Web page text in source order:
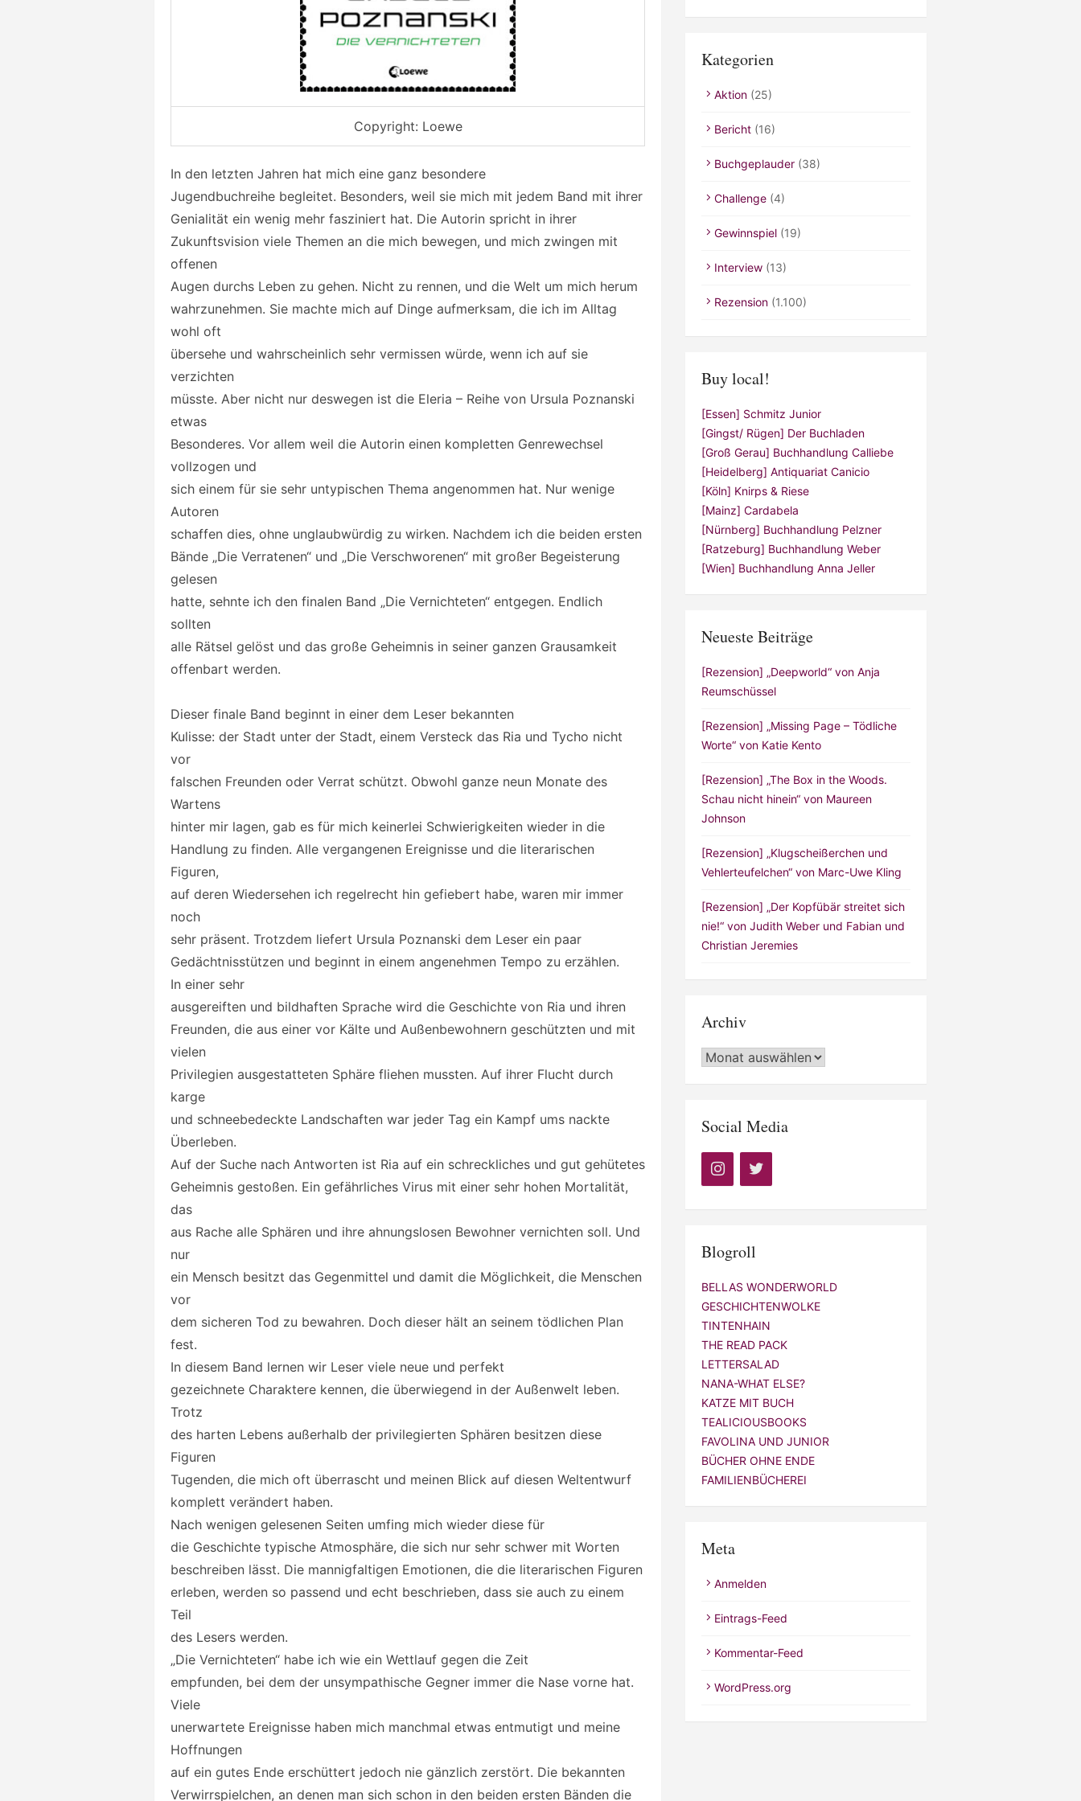
Copyright: Loewe
In den letzten Jahren hat mich eine ganz besondere
Jugendbuchreihe begleitet. Besonders, weil sie mich mit jedem Band mit ihrer
Genialität ein wenig mehr fasziniert hat. Die Autorin spricht in ihrer
Zukunftsvision viele Themen an die mich bewegen, und mich zwingen mit
offenen
Augen durchs Leben zu gehen. Nicht zu rennen, und die Welt um mich herum
wahrzunehmen. Sie machte mich auf Dinge aufmerksam, die ich im Alltag
wohl oft
übersehe und wahrscheinlich sehr vermissen würde, wenn ich auf sie
verzichten
müsste. Aber nicht nur deswegen ist die Eleria – Reihe von Ursula Poznanski
etwas
Besonderes. Vor allem weil die Autorin einen kompletten Genrewechsel
vollzogen und
sich einem für sie sehr untypischen Thema angenommen hat. Nur wenige
Autoren
schaffen dies, ohne unglaubwürdig zu wirken. Nachdem ich die beiden ersten
Bände „Die Verratenen“ und „Die Verschworenen“ mit großer Begeisterung
gelesen
hatte, sehnte ich den finalen Band „Die Vernichteten“ entgegen. Endlich
sollten
alle Rätsel gelöst und das große Geheimnis in seiner ganzen Grausamkeit
offenbart werden.
Dieser finale Band beginnt in einer dem Leser bekannten
Kulisse: der Stadt unter der Stadt, einem Versteck das Ria und Tycho nicht
vor
falschen Freunden oder Verrat schützt. Obwohl ganze neun Monate des
Wartens
hinter mir lagen, gab es für mich keinerlei Schwierigkeiten wieder in die
Handlung zu finden. Alle vergangenen Ereignisse und die literarischen
Figuren,
auf deren Wiedersehen ich regelrecht hin gefiebert habe, waren mir immer
noch
sehr präsent. Trotzdem liefert Ursula Poznanski dem Leser ein paar
Gedächtnisstützen und beginnt in einem angenehmen Tempo zu erzählen.
In einer sehr
ausgereiften und bildhaften Sprache wird die Geschichte von Ria und ihren
Freunden, die aus einer vor Kälte und Außenbewohnern geschützten und mit
vielen
Privilegien ausgestatteten Sphäre fliehen mussten. Auf ihrer Flucht durch
karge
und schneebedeckte Landschaften war jeder Tag ein Kampf ums nackte
Überleben.
Auf der Suche nach Antworten ist Ria auf ein schreckliches und gut gehütetes
Geheimnis gestoßen. Ein gefährliches Virus mit einer sehr hohen Mortalität,
das
aus Rache alle Sphären und ihre ahnungslosen Bewohner vernichten soll. Und
nur
ein Mensch besitzt das Gegenmittel und damit die Möglichkeit, die Menschen
vor
dem sicheren Tod zu bewahren. Doch dieser hält an seinem tödlichen Plan
fest.
In diesem Band lernen wir Leser viele neue und perfekt
gezeichnete Charaktere kennen, die überwiegend in der Außenwelt leben.
Trotz
des harten Lebens außerhalb der privilegierten Sphären besitzen diese
Figuren
Tugenden, die mich oft überrascht und meinen Blick auf diesen Weltentwurf
komplett verändert haben.
Nach wenigen gelesenen Seiten umfing mich wieder diese für
die Geschichte typische Atmosphäre, die sich nur sehr schwer mit Worten
beschreiben lässt. Die mannigfaltigen Emotionen, die die literarischen Figuren
erleben, werden so passend und echt beschrieben, dass sie auch zu einem
Teil
des Lesers werden.
„Die Vernichteten“ habe ich wie ein Wettlauf gegen die Zeit
empfunden, bei dem der unsympathische Gegner immer die Nase vorne hat.
Viele
unerwartete Ereignisse haben mich manchmal etwas entmutigt und meine
Hoffnungen
auf ein gutes Ende erschüttert jedoch nie gänzlich zerstört. Die bekannten
Verwirrspielchen, an denen man sich schon in den beiden ersten Bänden die
Kategorien
Aktion (25)
Bericht (16)
Buchgeplauder (38)
Challenge (4)
Gewinnspiel (19)
Interview (13)
Rezension (1.100)
Buy local!
[Essen] Schmitz Junior
[Gingst/ Rügen] Der Buchladen
[Groß Gerau] Buchhandlung Calliebe
[Heidelberg] Antiquariat Canicio
[Köln] Knirps & Riese
[Mainz] Cardabela
[Nürnberg] Buchhandlung Pelzner
[Ratzeburg] Buchhandlung Weber
[Wien] Buchhandlung Anna Jeller
Neueste Beiträge
[Rezension] „Deepworld“ von Anja
Reumschüssel
[Rezension] „Missing Page – Tödliche
Worte“ von Katie Kento
[Rezension] „The Box in the Woods.
Schau nicht hinein“ von Maureen
Johnson
[Rezension] „Klugscheißerchen und
Vehlerteufelchen“ von Marc-Uwe Kling
[Rezension] „Der Kopfübär streitet sich
nie!“ von Judith Weber und Fabian und
Christian Jeremies
Archiv
Archiv
Social Media
Blogroll
BELLAS WONDERWORLD
GESCHICHTENWOLKE
TINTENHAIN
THE READ PACK
LETTERSALAD
NANA-WHAT ELSE?
KATZE MIT BUCH
TEALICIOUSBOOKS
FAVOLINA UND JUNIOR
BÜCHER OHNE ENDE
FAMILIENBÜCHEREI
Meta
Anmelden
Eintrags-Feed
Kommentar-Feed
WordPress.org